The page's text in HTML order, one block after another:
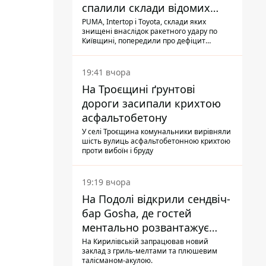
спалили склади відомих
брендів
PUMA, Intertop і Toyota, склади яких
знищені внаслідок ракетного удару по
Київщині, попередили про дефіцит
19:41 вчора
На Троєщині ґрунтові
дороги засипали крихтою
асфальтобетону
У селі Троєщина комунальники вирівняли
шість вулиць асфальтобетонною крихтою
проти вибоїн і бруду
19:19 вчора
На Подолі відкрили сендвіч-
бар Gosha, де гостей
ментально розвантажує
акула
На Кирилівській запрацював новий
заклад з гриль-мелтами та плюшевим
талісманом-акулою.